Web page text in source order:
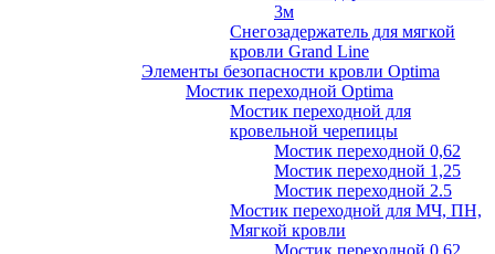
3м
Снегозадержатель для мягкой
кровли Grand Line
Элементы безопасности кровли Optima
Мостик переходной Optima
Мостик переходной для
кровельной черепицы
Мостик переходной 0,62
Мостик переходной 1,25
Мостик переходной 2.5
Мостик переходной для МЧ, ПН,
Мягкой кровли
Мостик переходной 0,62